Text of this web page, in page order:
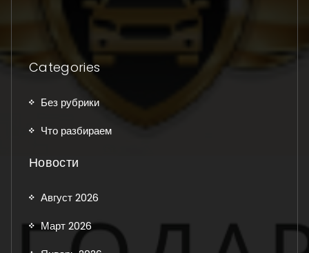
Categories
Без рубрики
Что разбираем
Новости
Август 2026
Март 2026